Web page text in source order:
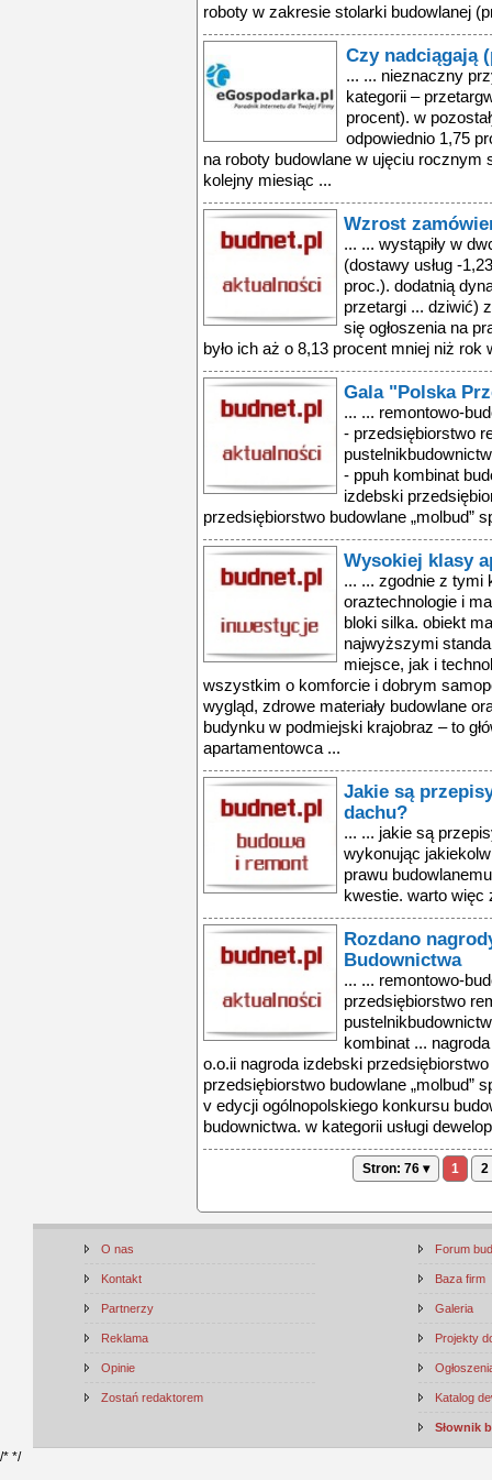
roboty w zakresie stolarki budowlanej
Czy nadciągają
... ... nieznaczny
kategorii –
procent). w
odpowiednio 1,75
na roboty budowlane w ujęciu rocznym
kolejny miesiąc ...
Wzrost
... ... wystąpiły w
(dostawy usług -
proc.). dodatnią
przetargi ... dziwić)
się ogłoszenia na
było ich aż o 8,13 procent mniej niż rok
Gala "Polska
... ... remontowo-
- przedsiębiorstwo
- ppuh kombinat
izdebski
przedsiębiorstwo budowlane „molbud”
Wysokiej klasy
... ... zgodnie z tymi
oraztechnologie i
bloki silka. obiekt
najwyższymi
miejsce, jak i
wszystkim o komforcie i dobrym
wygląd, zdrowe materiały budowlane
budynku w podmiejski krajobraz – to
apartamentowca ...
Jakie są
dachu?
... ... jakie są
wykonując
prawu
kwestie. warto więc
Rozdano
Budownictwa
... ... remontowo-
przedsiębiorstwo
kombinat ...
o.o.ii nagroda izdebski
przedsiębiorstwo budowlane „molbud”
v edycji ogólnopolskiego konkursu
budownictwa. w kategorii usługi
Stron: 76 ▾ 1 2
O nas
Kontakt
Partnerzy
Reklama
Opinie
Zostań redaktorem
Forum
Baza firm
Galeria
Projekty
Katalog
Słownik
/* */